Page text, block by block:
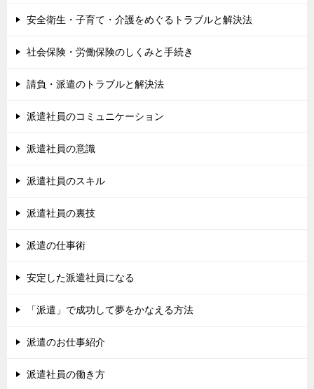
安全衛生・子育て・介護をめぐるトラブルと解決法
社会保険・労働保険のしくみと手続き
請負・派遣のトラブルと解決法
派遣社員のコミュニケーション
派遣社員の意識
派遣社員のスキル
派遣社員の裏技
派遣の仕事術
安定した派遣社員になる
「派遣」で成功して夢をかなえる方法
派遣のお仕事紹介
派遣社員の働き方